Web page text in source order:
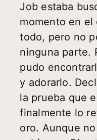
Job estaba
momento en el
todo, pero no
ninguna parte.
pudo
y adorarlo.
la prueba que
finalmente lo
oro. Aunque